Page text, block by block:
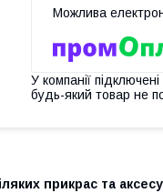
У компанії
будь-який товар не
прикрас та